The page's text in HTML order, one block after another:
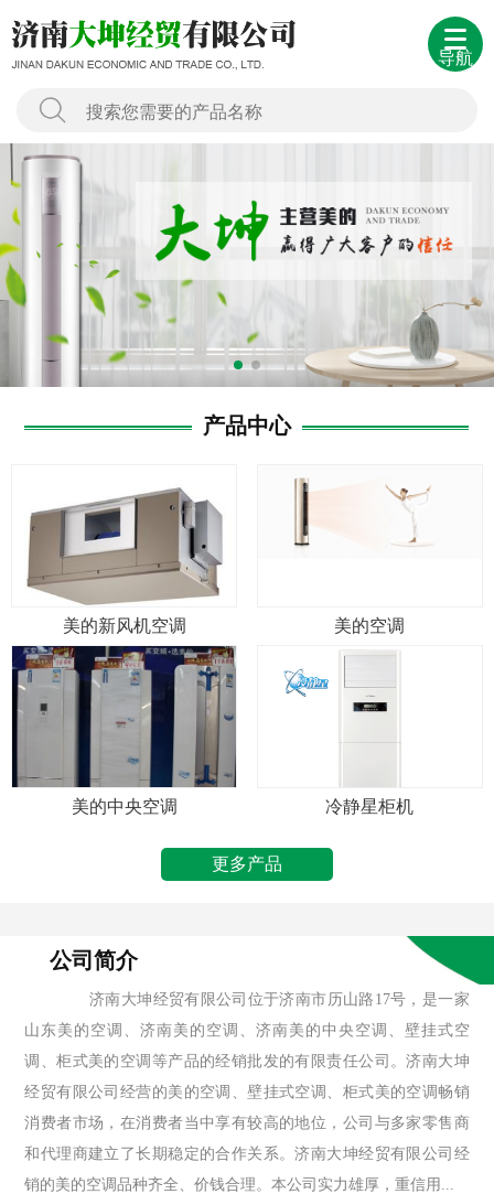
导航
产品中心
美的新风机空调 美的空调
美的中央空调 冷静星柜机
更多产品
公司简介
济南大坤经贸有限公司位于济南市历山路17号，是一家
山东美的空调、济南美的空调、济南美的中央空调、壁挂式空
调、柜式美的空调等产品的经销批发的有限责任公司。济南大坤
经贸有限公司经营的美的空调、壁挂式空调、柜式美的空调畅销
消费者市场，在消费者当中享有较高的地位，公司与多家零售商
和代理商建立了长期稳定的合作关系。济南大坤经贸有限公司经
销的美的空调品种齐全、价钱合理。本公司实力雄厚，重信用...